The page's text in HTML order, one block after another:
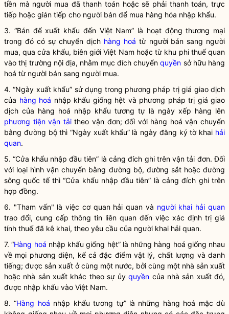
tiền mà người mua đã thanh toán hoặc sẽ phải thanh toán, trực
tiếp hoặc gián tiếp cho người bán để mua hàng hóa nhập khẩu.
3. “Bán để xuất khẩu đến Việt Nam” là hoạt động thương mại
trong đó có sự chuyển dịch hàng hoá từ người bán sang người
mua, qua cửa khẩu, biên giới Việt Nam hoặc từ khu phi thuế quan
vào thị trường nội địa, nhằm mục đích chuyểnquyền sở hữu hàng
hoá từ người bán sang người mua.
4. “Ngày xuất khẩu” sử dụng trong phương pháp trị giá giao dịch
của hàng hoá nhập khẩu giống hệt và phương pháp trị giá giao
dịch của hàng hoá nhập khẩu tương tự là ngày xếp hàng lên
phương tiện vận tảitheo vận đơn; đối với hàng hoá vận chuyển
bằng đường bộ thì “Ngày xuất khẩu” là ngày đăng ký tờ khai hải
quan.
5. “Cửa khẩu nhập đầu tiên” là cảng đích ghi trên vận tải đơn. Đối
với loại hình vận chuyển bằng đường bộ, đường sắt hoặc đường
sông quốc tế thì “Cửa khẩu nhập đầu tiên” là cảng đích ghi trên
hợp đồng.
6. "Tham vấn" là việc cơ quan hải quan và người khai hải quan
trao đổi, cung cấp thông tin liên quan đến việc xác định trị giá
tính thuế đã kê khai, theo yêu cầu của người khai hải quan.
7. “Hàng hoá nhập khẩu giống hệt” là những hàng hoá giống nhau
về mọi phương diện, kể cả đặc điểm vật lý, chất lượng và danh
tiếng; được sản xuất ở cùng một nước, bởi cùng một nhà sản xuất
hoặc nhà sản xuất khác theo sự ủyquyền của nhà sản xuất đó,
được nhập khẩu vào Việt Nam.
8. “Hàng hoá nhập khẩu tương tự” là những hàng hoá mặc dù